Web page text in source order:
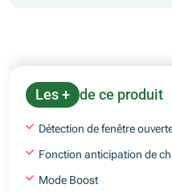
Les + de ce produit
Détection de fenêtre
Fonction anticipation de
Mode Boost